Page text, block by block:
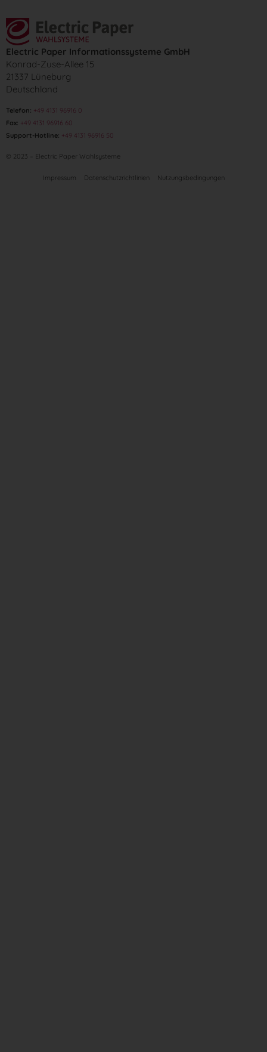
Electric Paper Informationssysteme GmbH
Konrad-Zuse-Allee 15
21337 Lüneburg
Deutschland
Telefon: +49 4131 96916 0
Fax: +49 4131 96916 60
Support-Hotline: +49 4131 96916 50
© 2023 – Electric Paper Wahlsysteme
Impressum Datenschutzrichtlinien Nutzungsbedingungen